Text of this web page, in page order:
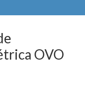
OVO